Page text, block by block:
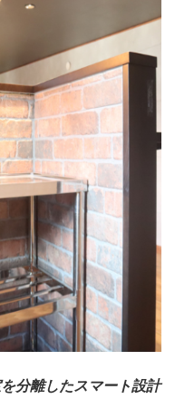
分離したスマート設計